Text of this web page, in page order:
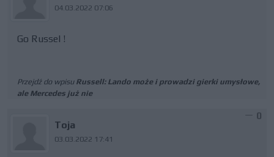
04.03.2022 07:06
Go Russel !
Przejdź do wpisu Russell: Lando może i prowadzi gierki umysłowe,
ale Mercedes już nie
Toja
03.03.2022 17:41
0